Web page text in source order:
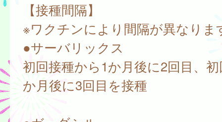
【接種間隔】
※ワクチンにより間隔が異なりま
●サーバリックス
初回接種から1か月後に2回目、
か月後に3回目を接種